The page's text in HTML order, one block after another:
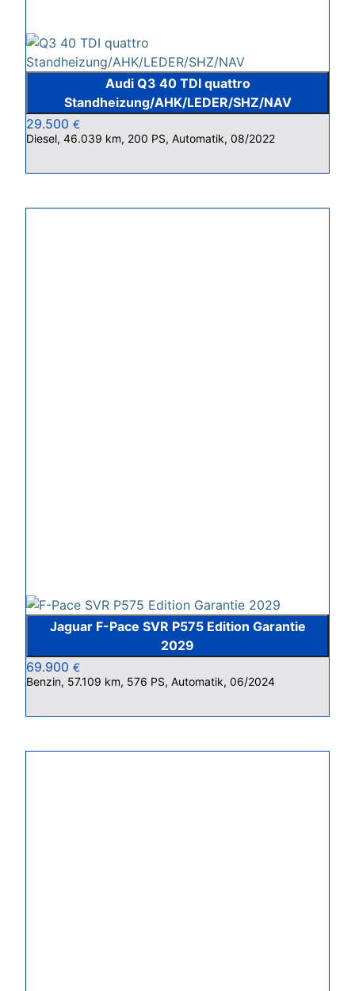
Audi Q3 40 TDI quattro
Standheizung/AHK/LEDER/SHZ/NAV
29.500 €
Diesel, 46.039 km, 200 PS, Automatik, 08/2022
Jaguar F-Pace SVR P575 Edition Garantie
2029
69.900 €
Benzin, 57.109 km, 576 PS, Automatik, 06/2024